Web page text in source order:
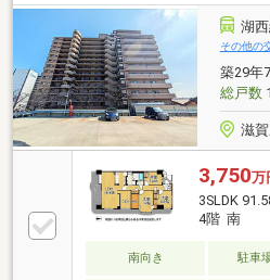
湖
その他の
築29年
総戸数
滋
3,750万
3SLDK
4階 南
南向き 駐車